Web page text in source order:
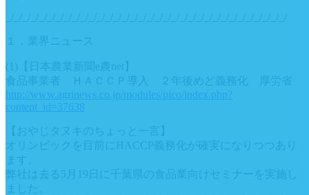
１．業界ニュース
(1)【日本農業新聞e農net】
食品事業者 ＨＡＣＣＰ導入 ２年後めど義務化 厚労省
http://www.agrinews.co.jp/modules/pico/index.php?
content_id=37638
【おやじタヌキのちょっと一言】
オリンピックを目前にHACCP義務化が確実になりつつあり
ます。
弊社は去る5月19日に千葉県の食品業向けセミナーを実施し
ました。